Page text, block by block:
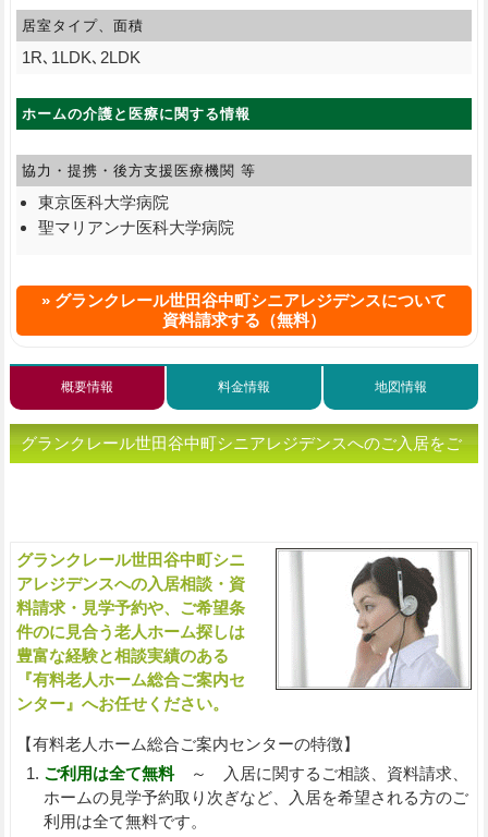
居室タイプ、面積
1R､1LDK､2LDK
ホームの介護と医療に関する情報
協力・提携・後方支援 医療機関 等
東京医科大学病院
聖マリアンナ医科大学病院
グランクレール世田谷中町シニアレジデンスについて
資料請求する（無料）
概要情報 料金情報 地図情報
グランクレール世田谷中町シニアレジデンスへのご入居をご
グランクレール世田谷中町シニ
アレジデンスへの入居相談・資
料請求・見学予約や、ご希望条
件のに見合う老人ホーム探しは
豊富な経験と相談実績のある
『有料老人ホーム総合ご案内セ
ンター』へお任せください。
【有料老人ホーム総合ご案内センターの特徴】
ご利用は全て無料～ 入居に関するご相談、資料請求、
ホームの見学予約取り次ぎなど、入居を希望される方のご
利用は全て無料です。